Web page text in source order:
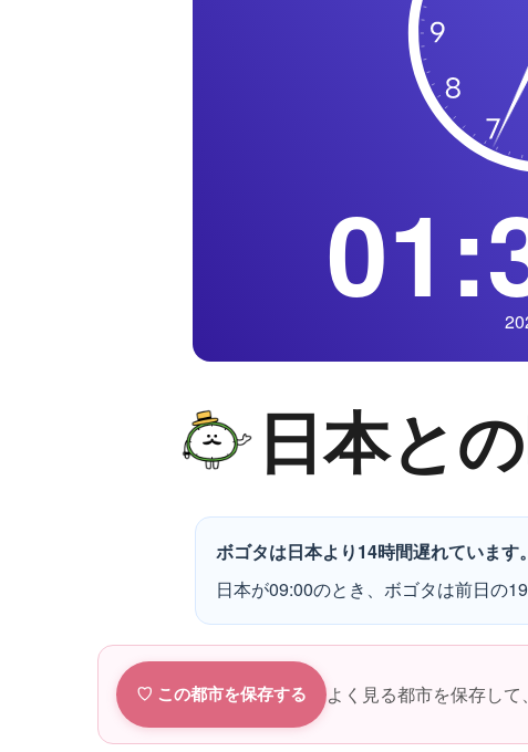
日本と
ボゴタは日本より14時間遅れています。
日本が09:00のとき、ボゴタは前日の
♡ この都市を保存する よく見る都市を保存して